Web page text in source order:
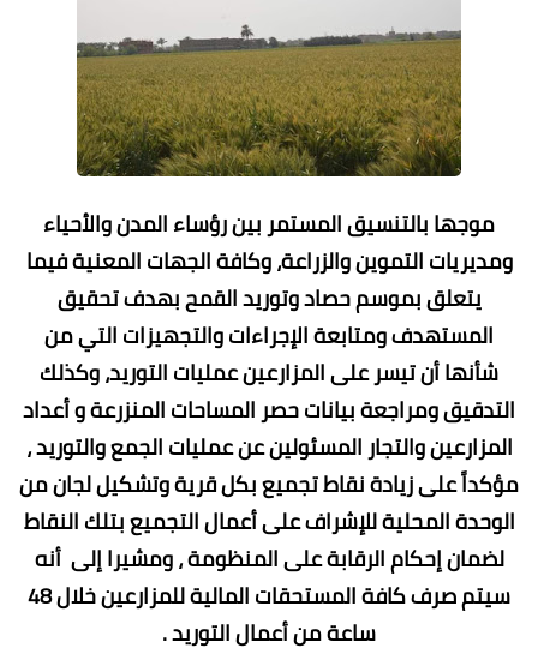
موجها بالتنسيق المستمر بين رؤساء المدن والأحياء
ومديريات التموين والزراعة، وكافة الجهات المعنية فيما
يتعلق بموسم حصاد وتوريد القمح بهدف تحقيق
المستهدف ومتابعة الإجراءات والتجهيزات التي من
شأنها أن تيسر على المزارعين عمليات التوريد، وكذلك
التدقيق ومراجعة بيانات حصر المساحات المنزرعة و أعداد
المزارعين والتجار المسئولين عن عمليات الجمع والتوريد ،
مؤكداً على زيادة نقاط تجميع بكل قرية وتشكيل لجان من
الوحدة المحلية للإشراف على أعمال التجميع بتلك النقاط
لضمان إحكام الرقابة على المنظومة ، ومشيرا إلى أنه
سيتم صرف كافة المستحقات المالية للمزارعين خلال 48
ساعة من أعمال التوريد .